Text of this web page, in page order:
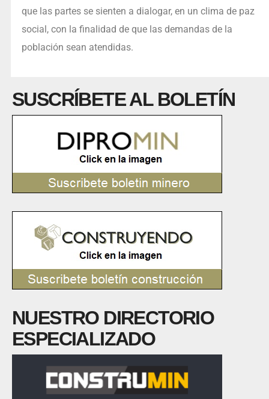
que las partes se sienten a dialogar, en un clima de paz
social, con la finalidad de que las demandas de la
población sean atendidas.
SUSCRÍBETE AL BOLETÍN
NUESTRO DIRECTORIO
ESPECIALIZADO